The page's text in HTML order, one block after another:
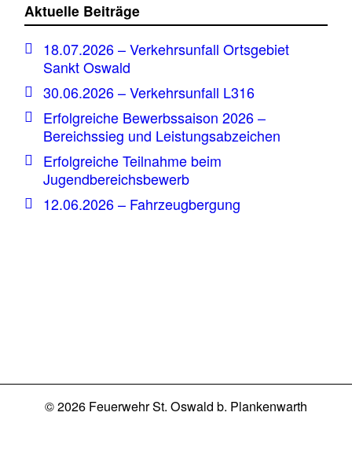
Aktuelle Beiträge
18.07.2026 – Verkehrsunfall Ortsgebiet
Sankt Oswald
30.06.2026 – Verkehrsunfall L316
Erfolgreiche Bewerbssaison 2026 –
Bereichssieg und Leistungsabzeichen
Erfolgreiche Teilnahme beim
Jugendbereichsbewerb
12.06.2026 – Fahrzeugbergung
© 2026 Feuerwehr St. Oswald b. Plankenwarth